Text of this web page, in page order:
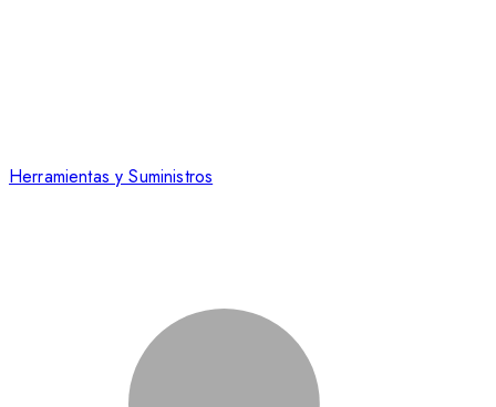
Herramientas y Suministros